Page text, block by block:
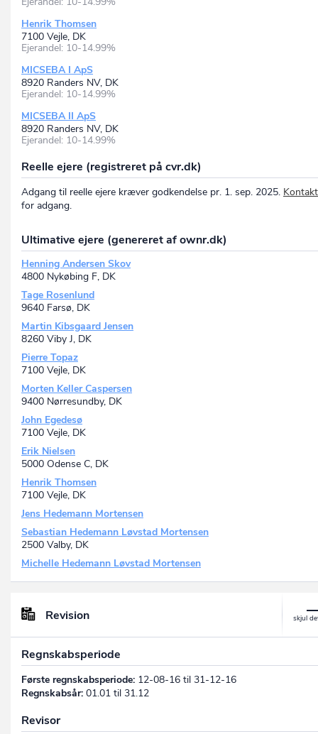
Henrik Thomsen
7100 Vejle, DK
Ejerandel: 10-14.99%
MICSEBA I ApS
8920 Randers NV, DK
Ejerandel: 10-14.99%
MICSEBA II ApS
8920 Randers NV, DK
Ejerandel: 10-14.99%
Reelle ejere (registreret på cvr.dk)
Adgang til reelle ejere kræver godkendelse pr. 1. sep. 2025.
for adgang.
Ultimative ejere (genereret af ownr.dk)
Henning Andersen Skov
4800 Nykøbing F, DK
Tage Rosenlund
9640 Farsø, DK
Martin Kibsgaard Jensen
8260 Viby J, DK
Pierre Topaz
7100 Vejle, DK
Morten Keller Caspersen
9400 Nørresundby, DK
John Egedesø
7100 Vejle, DK
Erik Nielsen
5000 Odense C, DK
Henrik Thomsen
7100 Vejle, DK
Jens Hedemann Mortensen
Sebastian Hedemann Løvstad Mortensen
2500 Valby, DK
Michelle Hedemann Løvstad Mortensen
Revision
Regnskabsperiode
Første regnskabsperiode: 12-08-16 til 31-12-16
Regnskabsår: 01.01 til 31.12
Revisor